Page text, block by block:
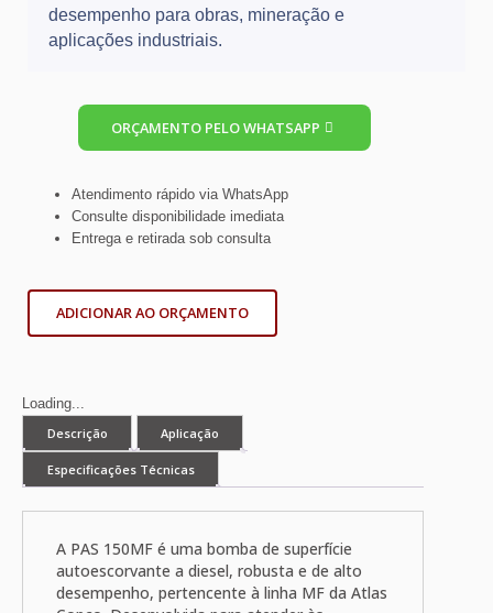
desempenho para obras, mineração e
aplicações industriais.
ORÇAMENTO PELO WHATSAPP
Atendimento rápido via WhatsApp
Consulte disponibilidade imediata
Entrega e retirada sob consulta
ADICIONAR AO ORÇAMENTO
Loading...
Descrição
Aplicação
Especificações Técnicas
A PAS 150MF é uma bomba de superfície
autoescorvante a diesel, robusta e de alto
desempenho, pertencente à linha MF da Atlas